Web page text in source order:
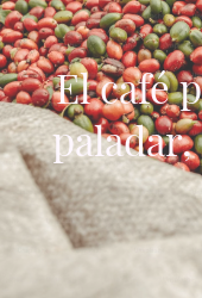
El café
paladar,